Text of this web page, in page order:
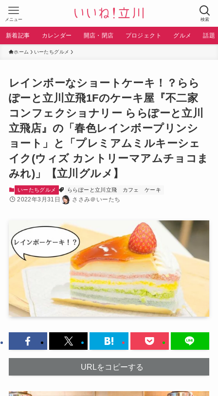
検索
メニュー
新着記事 カレンダー 開店・閉店 プロジェクト グルメ 話題
ホーム いーたちグルメ
レインボーなショートケーキ！？らら
ぽーと立川立飛1Fのケーキ屋『不二家
コンフェクショナリー ららぽーと立川
立飛店』の「春色レインボープリンシ
ョート」と「プレミアムミルキーシェ
イク(ウィズ カントリーマアムチョコま
みれ)」【立川グルメ】
いーたちグルメ ららぽーと立川立飛 カフェ ケーキ
2022年3月31日 ささみ＠いーたち
URLをコピーする